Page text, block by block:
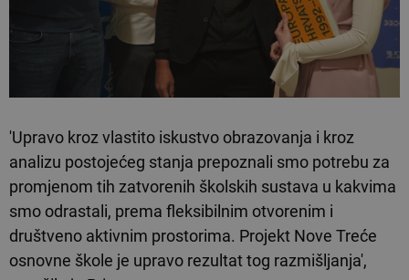
'Upravo kroz vlastito iskustvo obrazovanja i kroz
analizu postojećeg stanja prepoznali smo potrebu za
promjenom tih zatvorenih školskih sustava u kakvima
smo odrastali, prema fleksibilnim otvorenim i
društveno aktivnim prostorima. Projekt Nove Treće
osnovne škole je upravo rezultat tog razmišljanja',